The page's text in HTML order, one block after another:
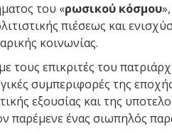
του «ρωσικού κόσμου
πιέσεως και
κοινωνίας.
τους επικριτές του
συμπεριφορές της
εξουσίας και της
παρέμενε ένας σιωπηλός